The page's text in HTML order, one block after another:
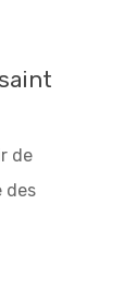
de
des